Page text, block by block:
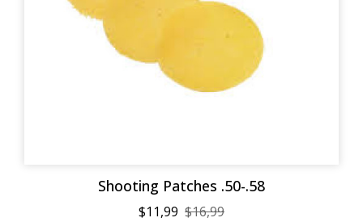
Shooting Patches .50-.58
$11,99 $16,99